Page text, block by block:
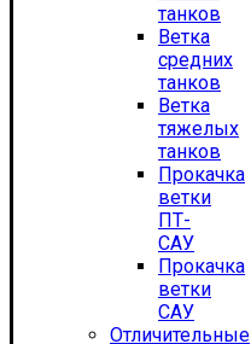
танков
Ветка
средних
танков
Ветка
тяжелых
танков
Прокачка
ветки
ПТ-
САУ
Прокачка
ветки
САУ
Отличительные